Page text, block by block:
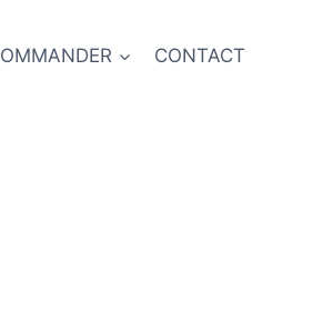
CONTACT